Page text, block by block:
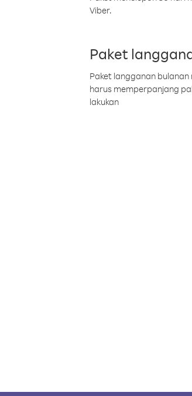
Viber.
Paket
Paket langganan
harus memperpanjang
lakukan